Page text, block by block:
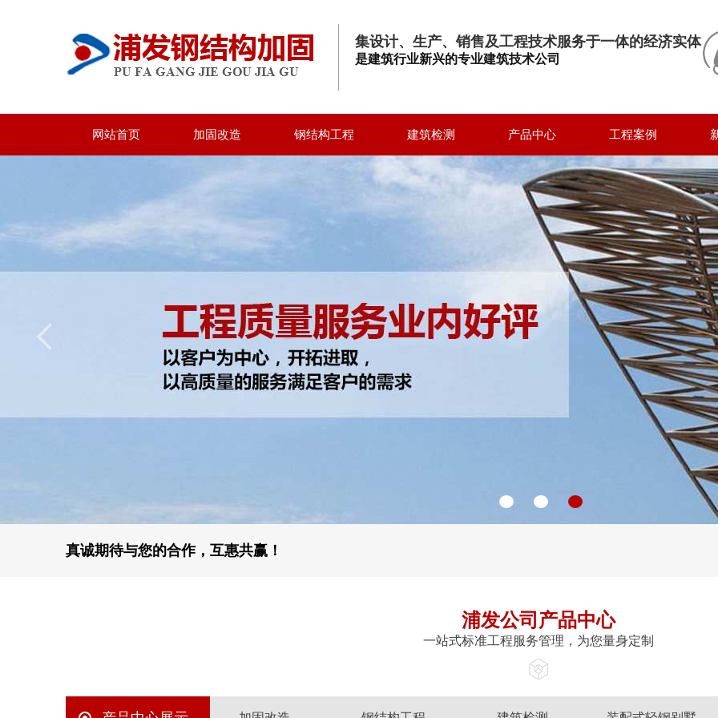
集设计、生产、销售及工程技术服务于一体的经济实体
是建筑行业新兴的专业建筑技术公司
网站首页 加固改造 钢结构工程 建筑检测 产品中心 工程案例
真诚期待与您的合作，互惠共赢！
浦发公司产品中心
一站式标准工程服务管理，为您量身定制